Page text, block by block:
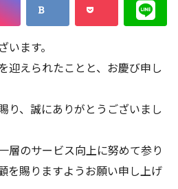
ます。
迎えられたことと、お慶び申し
り、誠にありがとうございまし
層のサービス向上に努めて参り
を賜りますようお願い申し上げ